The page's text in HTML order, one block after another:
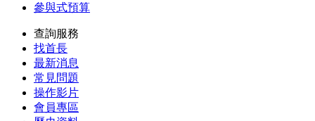
參與式預算
查詢服務
找首長
最新消息
常見問題
操作影片
會員專區